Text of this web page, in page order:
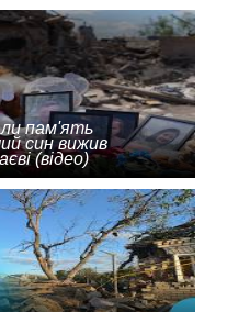
пам'ять
син вижив
(відео)